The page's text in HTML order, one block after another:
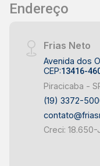
Endereço
Frias Neto
Avenida dos
CEP:13416-
Piracicaba -
(19) 3372-
Creci: 18.650-